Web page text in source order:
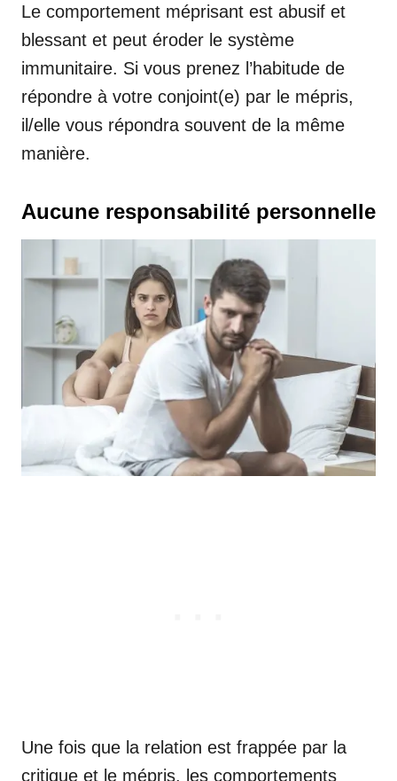
Le comportement méprisant est abusif et
blessant et peut éroder le système
immunitaire. Si vous prenez l’habitude de
répondre à votre conjoint(e) par le mépris,
il/elle vous répondra souvent de la même
manière.
Aucune responsabilité personnelle
Une fois que la relation est frappée par la
critique et le mépris, les comportements